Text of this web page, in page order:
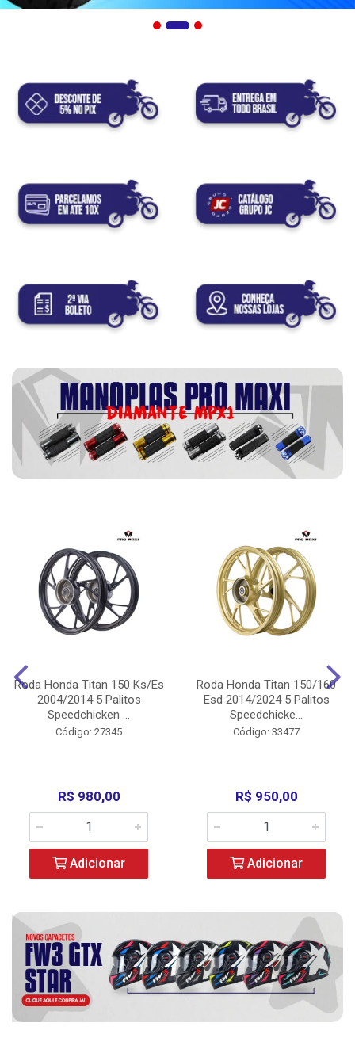
Roda Honda Titan 150 Ks/Es
2004/2014 5 Palitos
Speedchicken ...
Código: 27345
R$ 980,00
Adicionar
Roda Honda Titan 150/160
Esd 2014/2024 5 Palitos
Speedchicke...
Código: 33477
R$ 950,00
Adicionar